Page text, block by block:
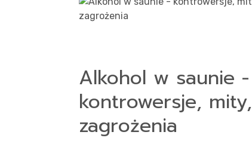
Alkohol w saunie -
kontrowersje, mity,
zagrożenia